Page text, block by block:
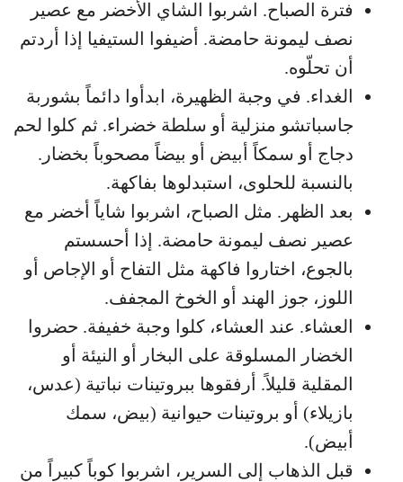
فترة الصباح. اشربوا الشاي الأخضر مع عصير
نصف ليمونة حامضة. أضيفوا الستيفيا إذا أردتم
أن تحلّوه.
الغداء. في وجبة الظهيرة، ابدأوا دائماً بشوربة
جاسباتشو منزلية أو سلطة خضراء. ثم كلوا لحم
دجاج أو سمكاً أبيض أو بيضاً مصحوباً بخضار.
بالنسبة للحلوى، استبدلوها بفاكهة.
بعد الظهر. مثل الصباح، اشربوا شاياً أخضر مع
عصير نصف ليمونة حامضة. إذا أحسستم
بالجوع، اختاروا فاكهة مثل التفاح أو الإجاص أو
اللوز، جوز الهند أو الخوخ المجفف.
العشاء. عند العشاء، كلوا وجبة خفيفة. حضروا
الخضار المسلوقة على البخار أو النيئة أو
المقلية قليلاً. أرفقوها ببروتينات نباتية (عدس،
بازيلاء) أو بروتينات حيوانية (بيض، سمك
أبيض).
قبل الذهاب إلى السرير، اشربوا كوباً كبيراً من